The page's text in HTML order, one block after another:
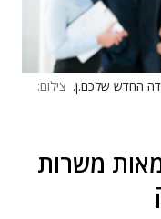
החדש שלכם.ן. צילום:
משרות